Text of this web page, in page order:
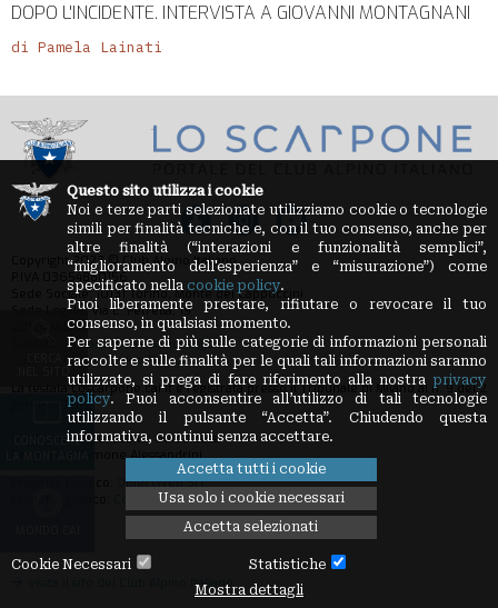
DOPO L'INCIDENTE. INTERVISTA A GIOVANNI MONTAGNANI
di Pamela Lainati
Copyright 2023 © Club Alpino Italiano
P.IVA 03654880156
Sede Sociale: 10131 Torino, Monte dei Cappuccini
Sede Legale: Via E. Petrella, 19
20124 Milano
loscarpone.redazione@cai.it
Privacy Policy-Cookie Policy
La testata Loscarpone.cai.it è registrata presso il Tribunale di Milano al n. 9 del 2
gennaio 2012
Direttore Responsabile: Guido Sassi
Redazione: Simone Alessandrini
ObjectWeb Srl
Condivisa Srl
visita il sito del Club Alpino Italiano
CONOSCERE
Questo sito utilizza i cookie
Noi e terze parti selezionate utilizziamo cookie o tecnologie
simili per finalità tecniche e, con il tuo consenso, anche per
altre finalità (“interazioni e funzionalità semplici”,
“miglioramento dell'esperienza” e “misurazione”) come
specificato nella cookie policy.
Puoi liberamente prestare, rifiutare o revocare il tuo
consenso, in qualsiasi momento.
Per saperne di più sulle categorie di informazioni personali
raccolte e sulle finalità per le quali tali informazioni saranno
utilizzate, si prega di fare riferimento alla nostra privacy
policy. Puoi acconsentire all’utilizzo di tali tecnologie
utilizzando il pulsante “Accetta”. Chiudendo questa
informativa, continui senza accettare.
Accetta tutti i cookie
Usa solo i cookie necessari
Accetta selezionati
Cookie Necessari
Statistiche
Mostra dettagli